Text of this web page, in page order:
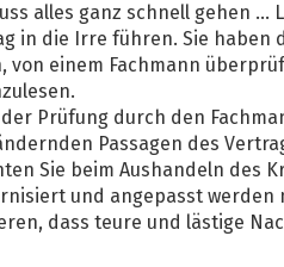
alles ganz schnell gehen ...
in die Irre führen. Sie haben
von einem Fachmann
der Prüfung durch den
Passagen des
Sie beim Aushandeln des
und angepasst werden
dass teure und lästige